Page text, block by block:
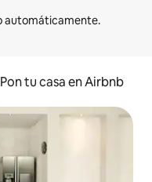
Pon tu casa en Airbnb